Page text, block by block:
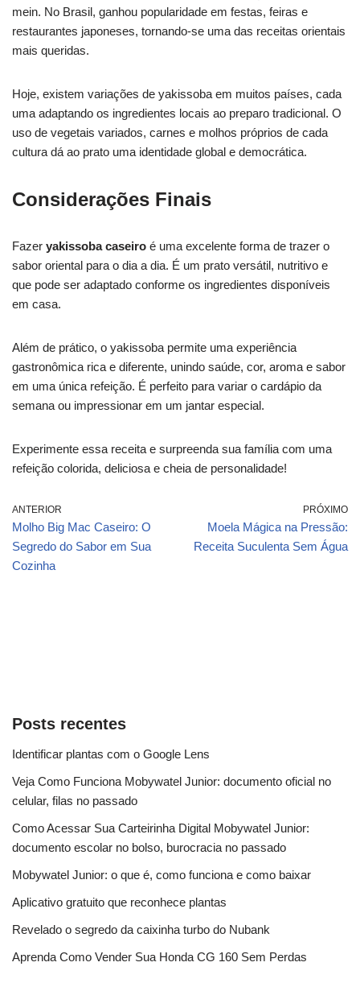
mein. No Brasil, ganhou popularidade em festas, feiras e
restaurantes japoneses, tornando-se uma das receitas orientais
mais queridas.
Hoje, existem variações de yakissoba em muitos países, cada
uma adaptando os ingredientes locais ao preparo tradicional. O
uso de vegetais variados, carnes e molhos próprios de cada
cultura dá ao prato uma identidade global e democrática.
Considerações Finais
Fazer yakissoba caseiro é uma excelente forma de trazer o
sabor oriental para o dia a dia. É um prato versátil, nutritivo e
que pode ser adaptado conforme os ingredientes disponíveis
em casa.
Além de prático, o yakissoba permite uma experiência
gastronômica rica e diferente, unindo saúde, cor, aroma e sabor
em uma única refeição. É perfeito para variar o cardápio da
semana ou impressionar em um jantar especial.
Experimente essa receita e surpreenda sua família com uma
refeição colorida, deliciosa e cheia de personalidade!
ANTERIOR
Molho Big Mac Caseiro: O
Segredo do Sabor em Sua
Cozinha
PRÓXIMO
Moela Mágica na Pressão:
Receita Suculenta Sem Água
Posts recentes
Identificar plantas com o Google Lens
Veja Como Funciona Mobywatel Junior: documento oficial no
celular, filas no passado
Como Acessar Sua Carteirinha Digital Mobywatel Junior:
documento escolar no bolso, burocracia no passado
Mobywatel Junior: o que é, como funciona e como baixar
Aplicativo gratuito que reconhece plantas
Revelado o segredo da caixinha turbo do Nubank
Aprenda Como Vender Sua Honda CG 160 Sem Perdas